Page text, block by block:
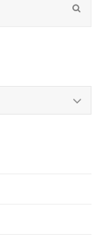
Submit